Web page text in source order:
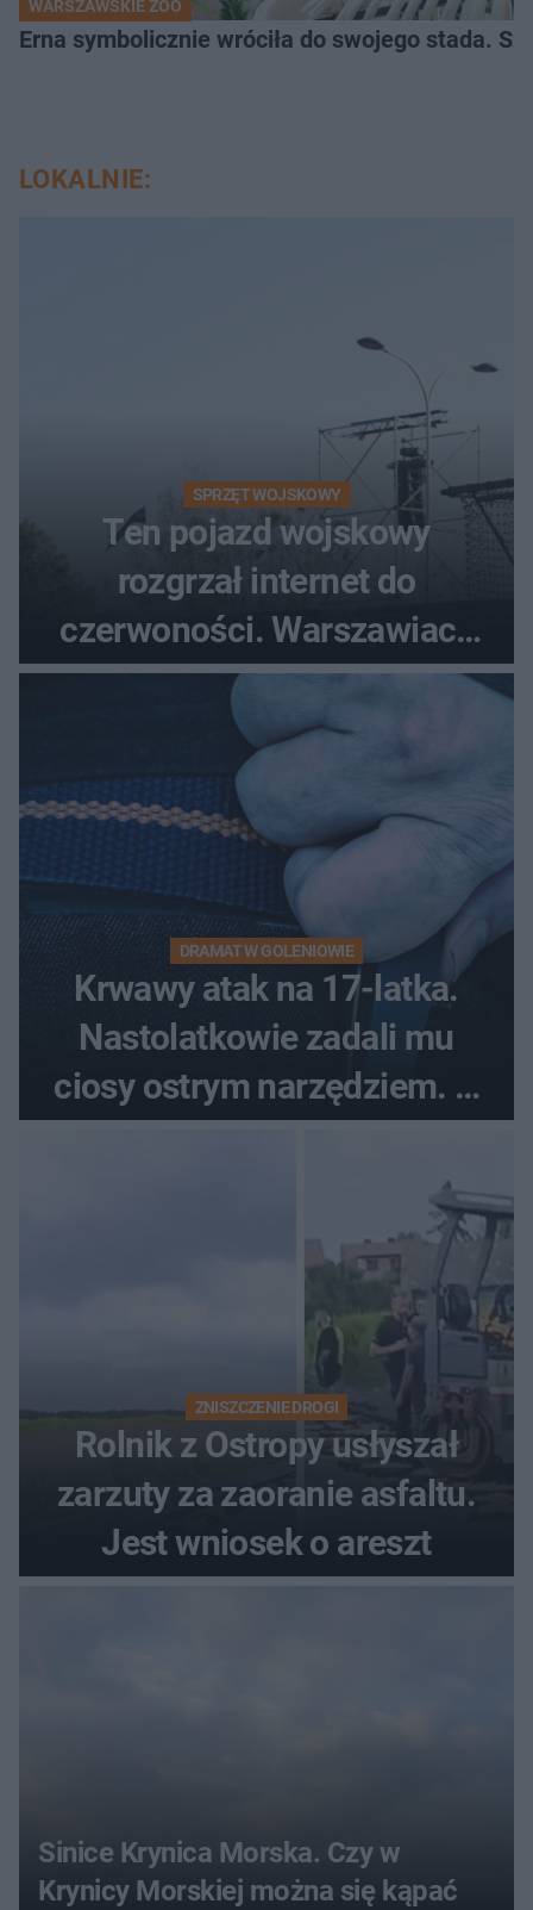
WARSZAWSKIE ZOO
Erna symbolicznie wróciła do swojego stada.
LOKALNIE:
SPRZĘT WOJSKOWY
Ten pojazd wojskowy
rozgrzał internet do
czerwoności. Warszawiacy
pytali, czy to Mad Max!
DRAMAT W GOLENIOWIE
Krwawy atak na 17-latka.
Nastolatkowie zadali mu
ciosy ostrym narzędziem. O
ZNISZCZENIE DROGI
Rolnik z Ostropy usłyszał
zarzuty za zaoranie asfaltu.
Jest wniosek o areszt
Sinice Krynica Morska. Czy w
Krynicy Morskiej można się kąpać